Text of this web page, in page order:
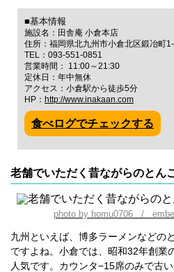
■基本情報
施設名：田舎庵 小倉本店
住所：福岡県北九州市小倉北区鍛冶町
TEL：093-551-0851
営業時間： 11:00～21:30
定休日：年中無休
アクセス：小倉駅から徒歩5分
HP： http://www.inakaan.com
食べログでチェックする
老舗でいただく昔ながらのとん
photo by homu0706 /
九州といえば、博多ラーメンなどの
ですよね。小倉では、昭和32年創業
人気です。カウンタ−15席のみで古